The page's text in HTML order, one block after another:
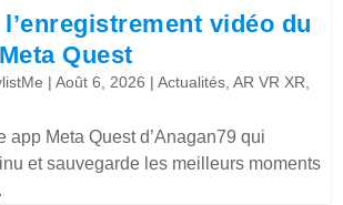
vidéo du
Quest
|Août 6, 2026 |Actualités,AR VR XR,
app Meta Quest d’Anagan79 qui
et sauvegarde les meilleurs moments